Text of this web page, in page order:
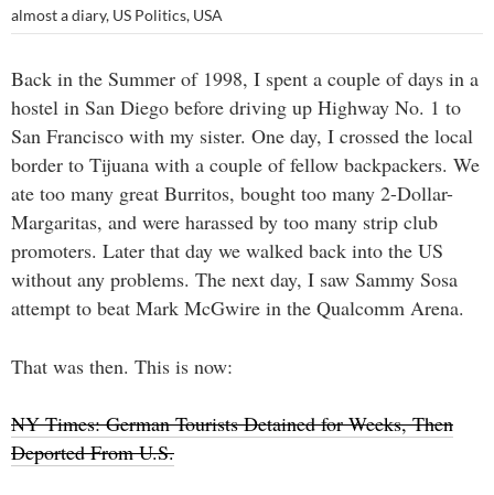
almost a diary, US Politics, USA
Back in the Summer of 1998, I spent a couple of days in a
hostel in San Diego before driving up Highway No. 1 to
San Francisco with my sister. One day, I crossed the local
border to Tijuana with a couple of fellow backpackers. We
ate too many great Burritos, bought too many 2-Dollar-
Margaritas, and were harassed by too many strip club
promoters. Later that day we walked back into the US
without any problems. The next day, I saw Sammy Sosa
attempt to beat Mark McGwire in the Qualcomm Arena.
That was then. This is now:
NY Times: German Tourists Detained for Weeks, Then
Deported From U.S.